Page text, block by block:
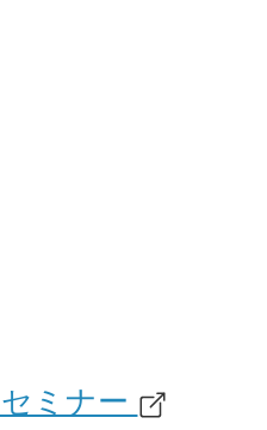
ミナー